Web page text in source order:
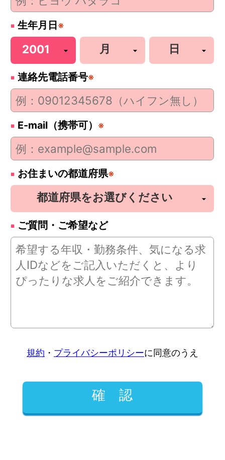
生年月日 ※
連絡先電話番号※
E-mail（携帯可） ※
お住まいの都道府県※
ご質問・ご希望など
規約 ・ プライバシーポリシーに同意のうえ